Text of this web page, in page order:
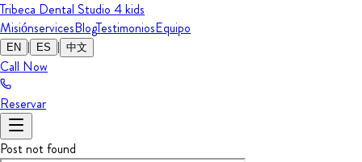
Tribeca Dental Studio 4 kids
MisiónservicesBlogTestimoniosEquipo
EN | ES | 中文
Call Now
Reservar
Post not found